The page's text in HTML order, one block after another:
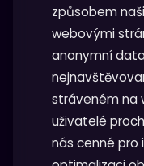
způsobem
webovými
anonymní
stráveném na
uživatelé
nás cenné pro